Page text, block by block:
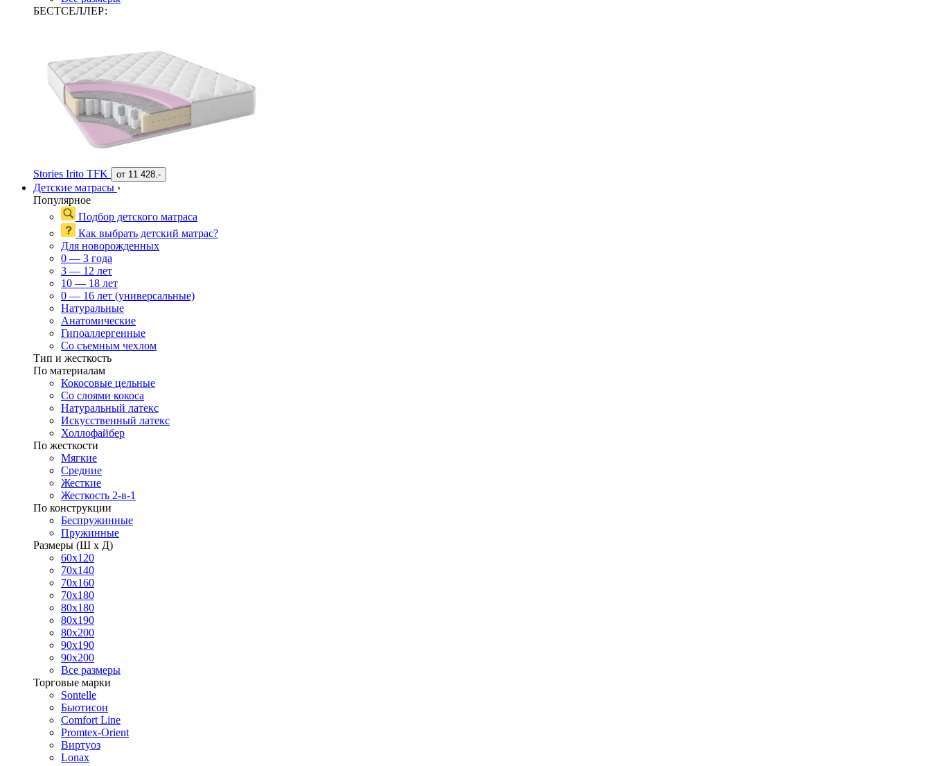
БЕСТСЕЛЛЕР:
Stories Irito TFK от 11 428.-
Детские матрасы ›
Популярное
Подбор детского матраса
Как выбрать детский матрас?
Для новорожденных
0 — 3 года
3 — 12 лет
10 — 18 лет
0 — 16 лет (универсальные)
Натуральные
Анатомические
Гипоаллергенные
Со съемным чехлом
Тип и жесткость
По материалам
Кокосовые цельные
Со слоями кокоса
Натуральный латекс
Искусственный латекс
Холлофайбер
По жесткости
Мягкие
Средние
Жесткие
Жесткость 2-в-1
По конструкции
Беспружинные
Пружинные
Размеры (Ш х Д)
60х120
70х140
70х160
70х180
80х180
80х190
80х200
90х190
90х200
Все размеры
Торговые марки
Sontelle
Бьютисон
Comfort Line
Promtex-Orient
Виртуоз
Lonax